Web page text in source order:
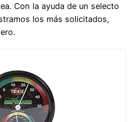
Con la ayuda de un selecto
los más solicitados,